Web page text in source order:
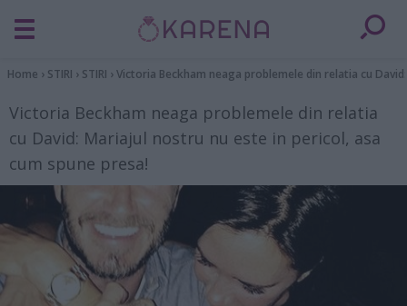
Home › STIRI › STIRI ›Victoria Beckham neaga problemele din relatia cu
Victoria Beckham neaga problemele din relatia
cu David: Mariajul nostru nu este in pericol, asa
cum spune presa!